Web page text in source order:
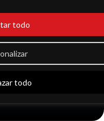
todo
todo
con